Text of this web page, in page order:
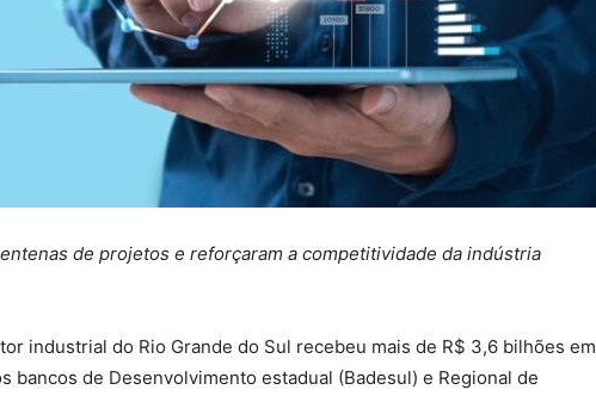
de projetos e reforçaram a competitividade da indústria
industrial do Rio Grande do Sul recebeu mais de R$ 3,6 bilhões em
bancos de Desenvolvimento estadual (Badesul) e Regional de